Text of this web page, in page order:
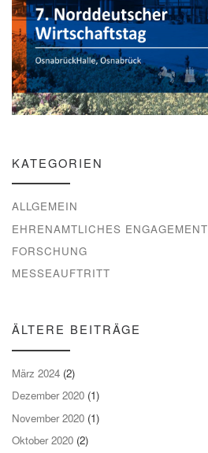
KATEGORIEN
ALLGEMEIN
EHRENAMTLICHES ENGAGEMENT
FORSCHUNG
MESSEAUFTRITT
ÄLTERE BEITRÄGE
März 2024 (2)
Dezember 2020 (1)
November 2020 (1)
Oktober 2020 (2)